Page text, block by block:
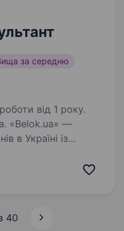
за середню
від 1 року.
—
в Україні із
40